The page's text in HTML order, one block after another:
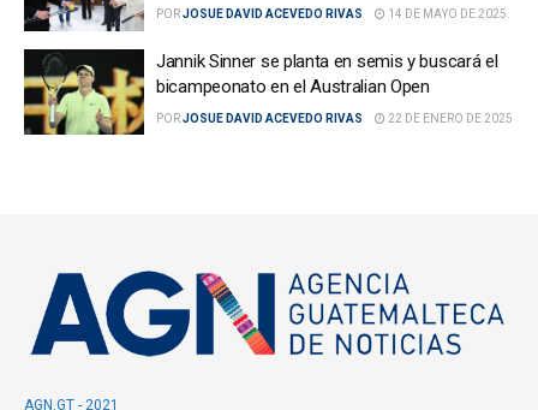
PORJOSUE DAVID ACEVEDO RIVAS 14 DE MAYO DE 2025
Jannik Sinner se planta en semis y buscará el
bicampeonato en el Australian Open
PORJOSUE DAVID ACEVEDO RIVAS 22 DE ENERO DE 2025
AGN.GT - 2021